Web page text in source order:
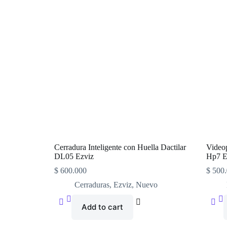
Cerradura Inteligente con Huella Dactilar
DL05 Ezviz
$ 600.000
Cerraduras,Ezviz,Nuevo
Add to cart
Hp7
$